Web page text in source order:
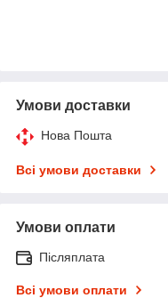
Умови доставки
Нова Пошта
Всі умови доставки
Умови оплати
Післяплата
Всі умови оплати